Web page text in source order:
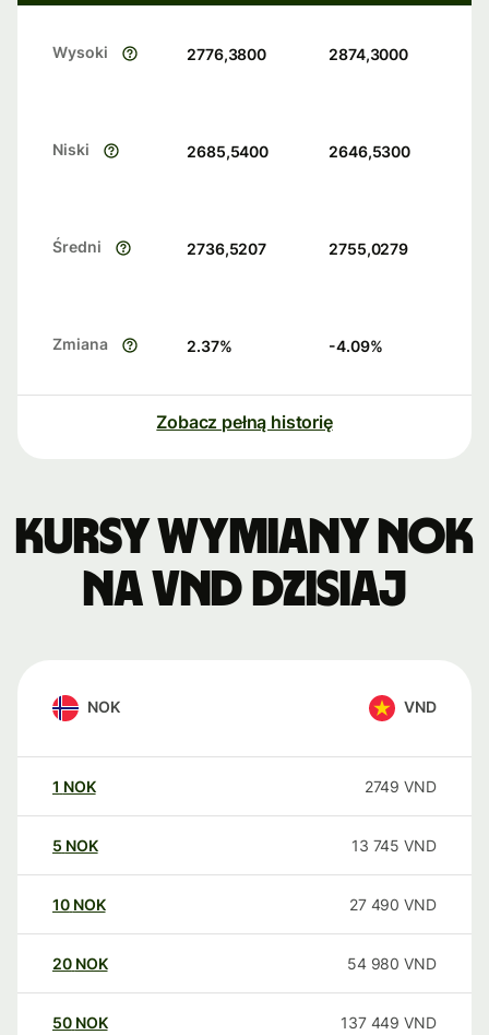
Wysoki 2776,3800 2874,3000
Niski 2685,5400 2646,5300
Średni 2736,5207 2755,0279
Zmiana 2.37% -4.09%
Zobacz pełną historię
Kursy wymiany NOK
na VND dzisiaj
NOK VND
1 NOK 2749 VND
5 NOK 13 745 VND
10 NOK 27 490 VND
20 NOK 54 980 VND
50 NOK 137 449 VND